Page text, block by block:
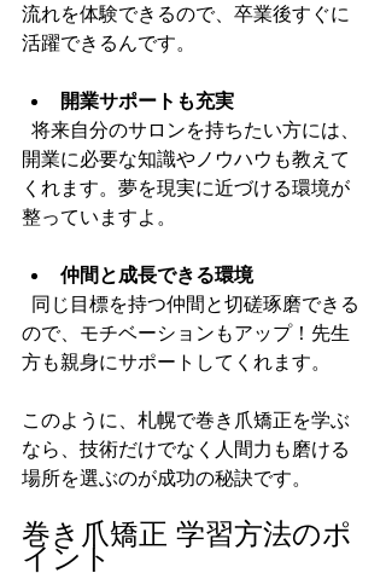
流れを体験できるので、卒業後すぐに
活躍できるんです。
開業サポートも充実
開業に必要な知識やノウハウも教えて
くれます。夢を現実に近づける環境が
整っていますよ。
仲間と成長できる環境
ので、モチベーションもアップ！先生
方も親身にサポートしてくれます。
このように、札幌で巻き爪矯正を学ぶ
なら、技術だけでなく人間力も磨ける
場所を選ぶのが成功の秘訣です。
巻き爪矯正 学習方法のポ
イント